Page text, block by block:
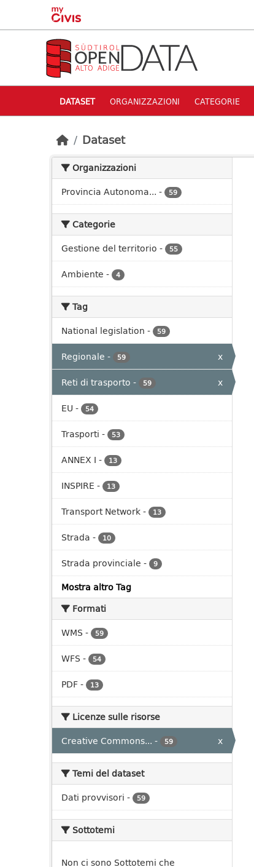
Skip to main content
DATASET ORGANIZZAZIONI CATEGORIE
Dataset
Organizzazioni
Provincia Autonoma... - 59
Categorie
Gestione del territorio - 55
Ambiente - 4
Tag
National legislation - 59
Regionale - 59
x
Reti di trasporto - 59
x
EU - 54
Trasporti - 53
ANNEX I - 13
INSPIRE - 13
Transport Network- 13
Strada - 10
Strada provinciale - 9
Mostra altro Tag
Formati
WMS - 59
WFS - 54
PDF- 13
Licenze sulle risorse
Creative Commons... - 59 x
Temi del dataset
Dati provvisori - 59
Sottotemi
Non ci sono Sottotemi che